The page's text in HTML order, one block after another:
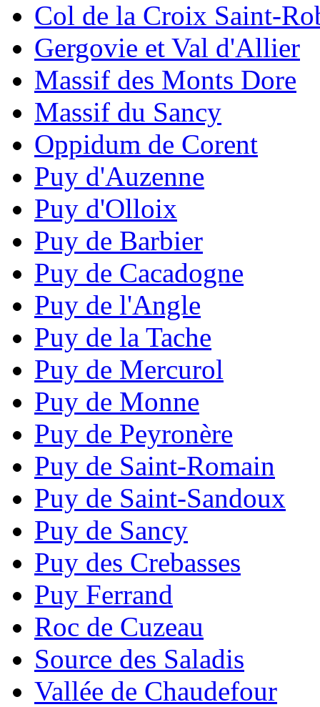
Col de la Croix Saint-
Gergovie et Val d'Allier
Massif des Monts Dore
Massif du Sancy
Oppidum de Corent
Puy d'Auzenne
Puy d'Olloix
Puy de Barbier
Puy de Cacadogne
Puy de l'Angle
Puy de la Tache
Puy de Mercurol
Puy de Monne
Puy de Peyronère
Puy de Saint-Romain
Puy de Saint-Sandoux
Puy de Sancy
Puy des Crebasses
Puy Ferrand
Roc de Cuzeau
Source des Saladis
Vallée de Chaudefour